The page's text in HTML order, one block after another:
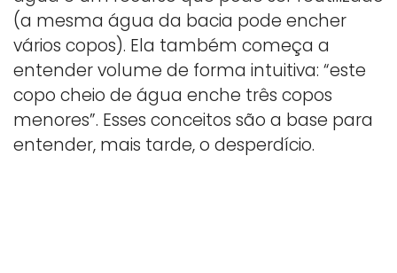
(a mesma água da bacia pode encher
vários copos). Ela também começa a
entender volume de forma intuitiva: “este
copo cheio de água enche três copos
menores”. Esses conceitos são a base para
entender, mais tarde, o desperdício.